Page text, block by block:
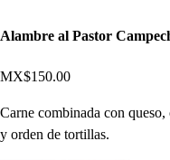
Alambre al Pastor
MX$150.00
Carne combinada con
y orden de tortillas.